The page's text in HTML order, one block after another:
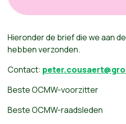
Hieronder de brief die we aan
hebben verzonden.
Contact:
Beste OCMW-voorzitter
Beste OCMW-raadsleden